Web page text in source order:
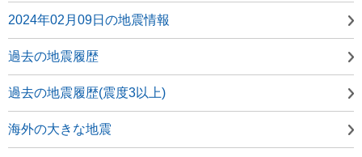
2024年02月09日の地震情報
過去の地震履歴
過去の地震履歴(震度3以上)
海外の大きな地震